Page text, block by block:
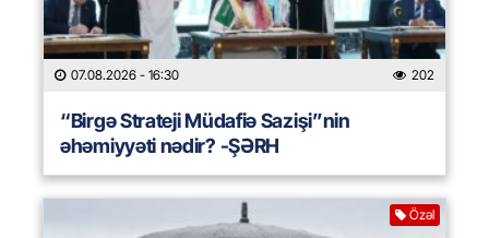
07.08.2026 - 16:30 202
“Birgə Strateji Müdafiə Sazişi”nin
əhəmiyyəti nədir? -ŞƏRH
Özəl